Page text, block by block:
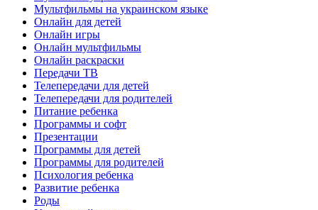
Мультфильмы на украинском языке
Онлайн для детей
Онлайн игры
Онлайн мультфильмы
Онлайн раскраски
Передачи ТВ
Телепередачи для детей
Телепередачи для родителей
Питание ребенка
Программы и софт
Презентации
Программы для детей
Программы для родителей
Психология ребенка
Развитие ребенка
Роды